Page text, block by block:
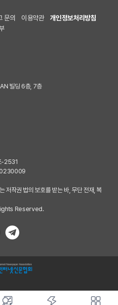
문의 이용약관
개인정보처리방침
빌딩 6층, 7층
-2531
작권 법의 보호를 받는 바, 무단 전재, 복
Reserved.